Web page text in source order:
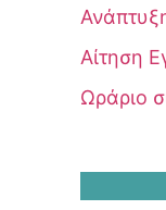
Αίτηση
Ωράριο